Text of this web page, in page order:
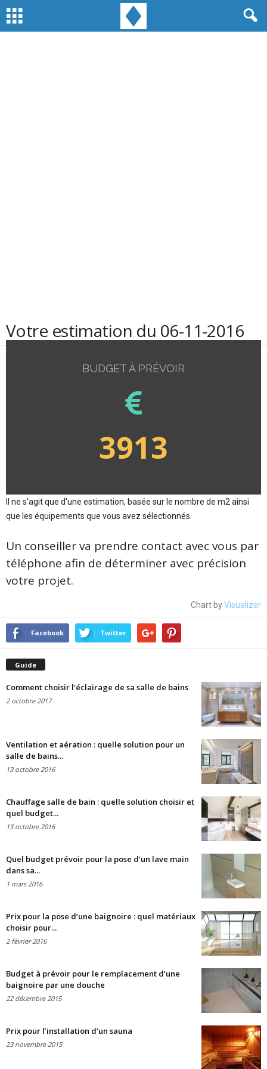
Votre estimation du 06-11-2016
BUDGET À PRÉVOIR
3913
Il ne s'agit que d'une estimation, basée sur le nombre de m2 ainsi
que les équipements que vous avez sélectionnés.
Un conseiller va prendre contact avec vous par
téléphone afin de déterminer avec précision
votre projet.
Chart byVisualizer
Facebook Twitter
Guide
Comment choisir l’éclairage de sa salle de bains
2 octobre 2017
Ventilation et aération : quelle solution pour un
salle de bains...
13 octobre 2016
Chauffage salle de bain : quelle solution choisir et
quel budget...
13 octobre 2016
Quel budget prévoir pour la pose d’un lave main
dans sa...
1 mars 2016
Prix pour la pose d’une baignoire : quel matériaux
choisir pour...
2 février 2016
Budget à prévoir pour le remplacement d’une
baignoire par une douche
22 décembre 2015
Prix pour l’installation d’un sauna
23 novembre 2015